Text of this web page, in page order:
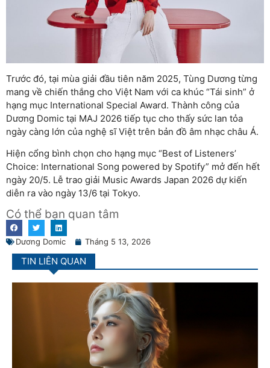
Trước đó, tại mùa giải đầu tiên năm 2025, Tùng Dương từng
mang về chiến thắng cho Việt Nam với ca khúc “Tái sinh” ở
hạng mục International Special Award. Thành công của
Dương Domic tại MAJ 2026 tiếp tục cho thấy sức lan tỏa
ngày càng lớn của nghệ sĩ Việt trên bản đồ âm nhạc châu Á.
Hiện cổng bình chọn cho hạng mục “Best of Listeners’
Choice: International Song powered by Spotify” mở đến hết
ngày 20/5. Lễ trao giải Music Awards Japan 2026 dự kiến
diễn ra vào ngày 13/6 tại Tokyo.
Có thể bạn quan tâm
Dương Domic Tháng 5 13, 2026
TIN LIÊN QUAN